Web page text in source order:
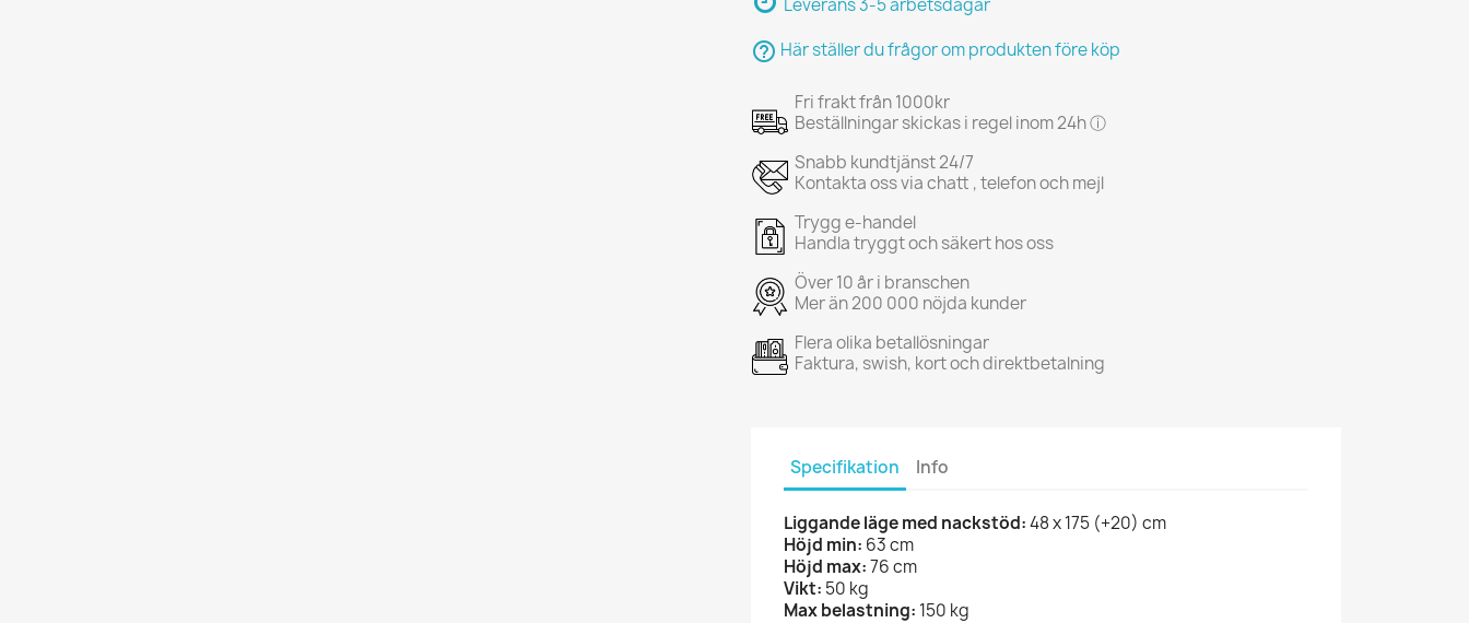
help_outline Här ställer du frågor om produkten före köp
Fri frakt från 1000kr
Beställningar skickas i regel inom 24h ⓘ
Snabb kundtjänst 24/7
Kontakta oss via chatt , telefon och mejl
Trygg e-handel
Handla tryggt och säkert hos oss
Över 10 år i branschen
Mer än 200 000 nöjda kunder
Flera olika betallösningar
Faktura, swish, kort och direktbetalning
Specifikation Info
Liggande läge med nackstöd:48 x 175 (+20) cm
Höjd min: 63 cm
Höjd max:76 cm
Vikt: 50 kg
Max belastning: 150 kg